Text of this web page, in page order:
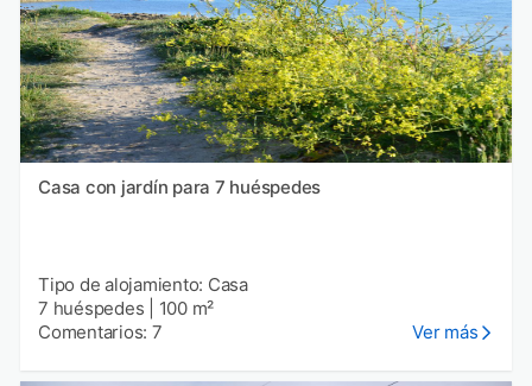
Casa con jardín para 7 huéspedes
Tipo de alojamiento: Casa
7 huéspedes
100 m²
Comentarios: 7
Ver más